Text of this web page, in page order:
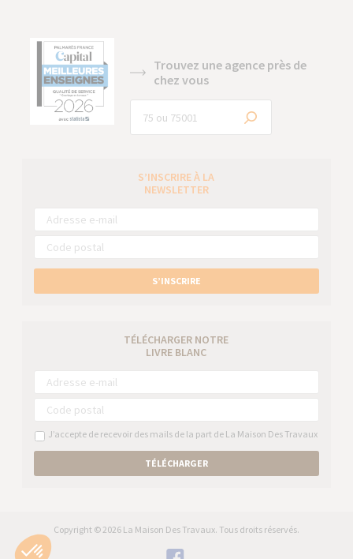
Trouvez une agence près de
chez vous
S’INSCRIRE À LA
NEWSLETTER
S’INSCRIRE
TÉLÉCHARGER NOTRE
LIVRE BLANC
J’accepte de recevoir des mails de la part de La Maison Des Travaux
TÉLÉCHARGER
Copyright © 2026 La Maison Des Travaux. Tous droits réservés.